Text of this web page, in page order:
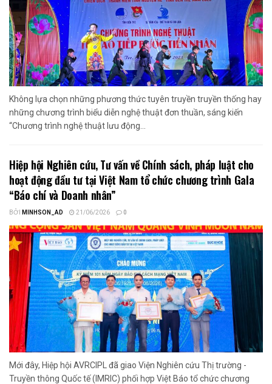
Không lựa chọn những phương thức tuyên truyền truyền thống hay
những chương trình biểu diễn nghệ thuật đơn thuần, sáng kiến
“Chương trình nghệ thuật lưu động...
Hiệp hội Nghiên cứu, Tư vấn về Chính sách, pháp luật cho
hoạt động đầu tư tại Việt Nam tổ chức chương trình Gala
“Báo chí và Doanh nhân”
BỞI MINHSON_AD 21/06/2026 0
Mới đây, Hiệp hội AVRCIPL đã giao Viện Nghiên cứu Thị trường -
Truyền thông Quốc tế (IMRIC) phối hợp Việt Báo tổ chức chương